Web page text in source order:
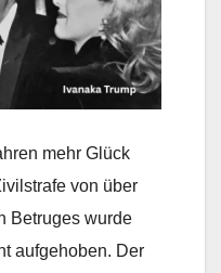
mehr Glück
von über
Betruges wurde
aufgehoben. Der